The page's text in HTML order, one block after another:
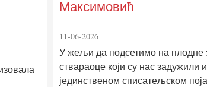
Максимовић
11-06-2026
У жељи да подсетимо на плодне
ствараоце који су нас задужили
јединственом списатељском